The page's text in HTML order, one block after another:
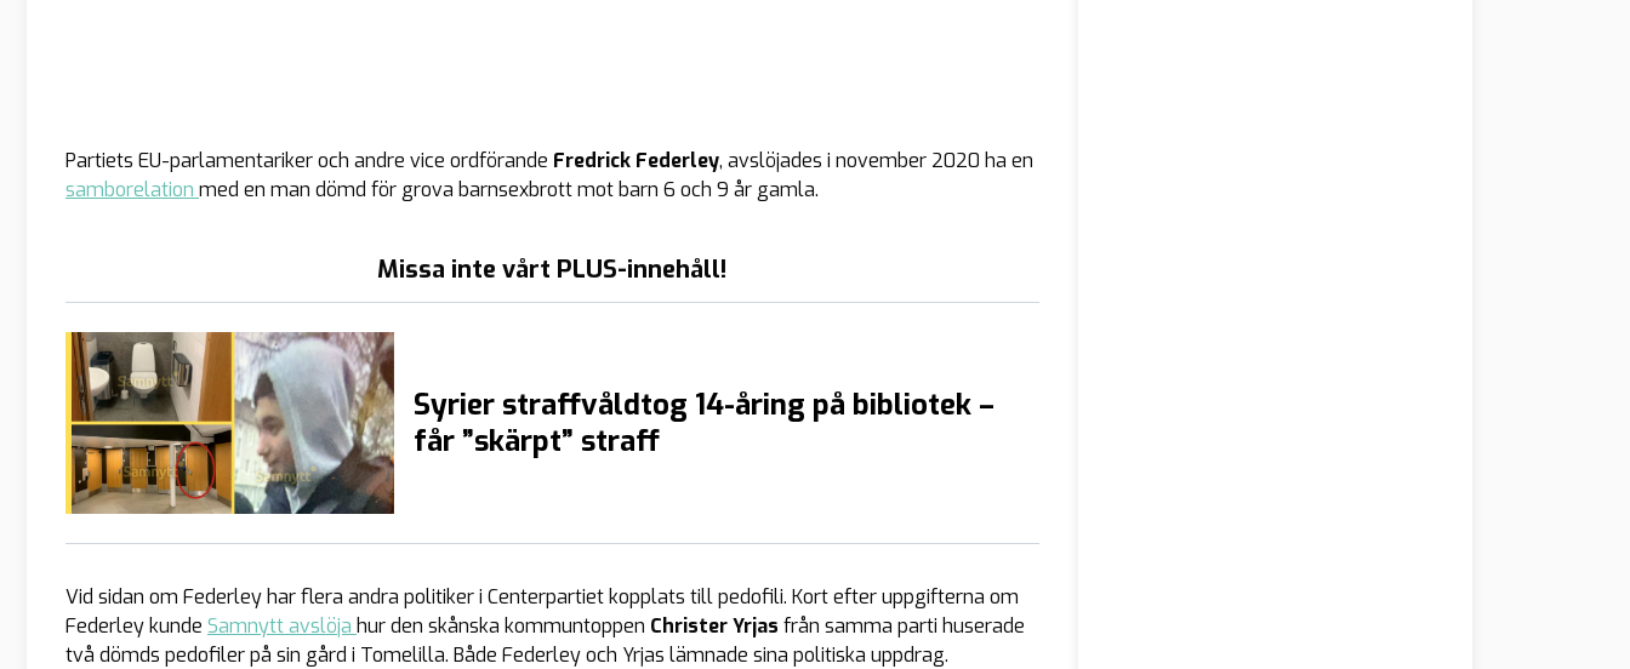
Partiets EU-parlamentariker och andre vice ordförande Fredrick Federley, avslöjades i november 2020 ha en
samborelation med en man dömd för grova barnsexbrott mot barn 6 och 9 år gamla.
Missa inte vårt PLUS-innehåll!
Syrier straffvåldtog 14-åring på bibliotek –
får ”skärpt” straff
Vid sidan om Federley har flera andra politiker i Centerpartiet kopplats till pedofili. Kort efter uppgifterna om
Federley kunde Samnytt avslöja hur den skånska kommuntoppen Christer Yrjas från samma parti huserade
två dömds pedofiler på sin gård i Tomelilla. Både Federley och Yrjas lämnade sina politiska uppdrag.